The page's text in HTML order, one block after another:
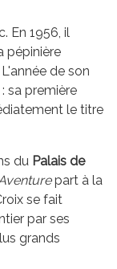
En 1956, il
pépinière
de son
sa première
le titre
du Palais de
part à la
se fait
par ses
grands